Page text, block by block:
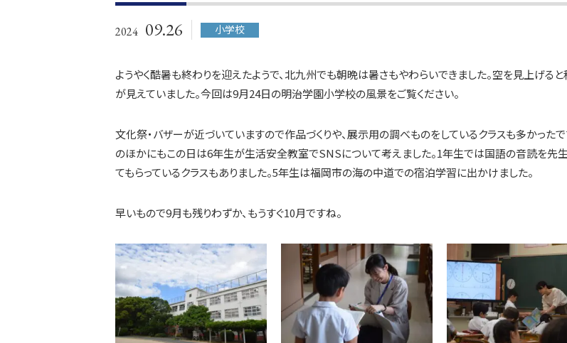
2024 09.26 小学校
ようやく酷暑も終わりを迎えたようで、北九州でも朝晩は暑さもやわらいできました。空を見上げる
が見えていました。今回は9月24日の明治学園小学校の風景をご覧ください。
文化祭・バザーが近づいていますので作品づくりや、展示用の調べものをしているクラスも多かったで
のほかにもこの日は6年生が生活安全教室でSNSについて考えました。1年生では国語の音読を先
てもらっているクラスもありました。5年生は福岡市の海の中道での宿泊学習に出かけました。
早いもので9月も残りわずか、もうすぐ10月ですね。